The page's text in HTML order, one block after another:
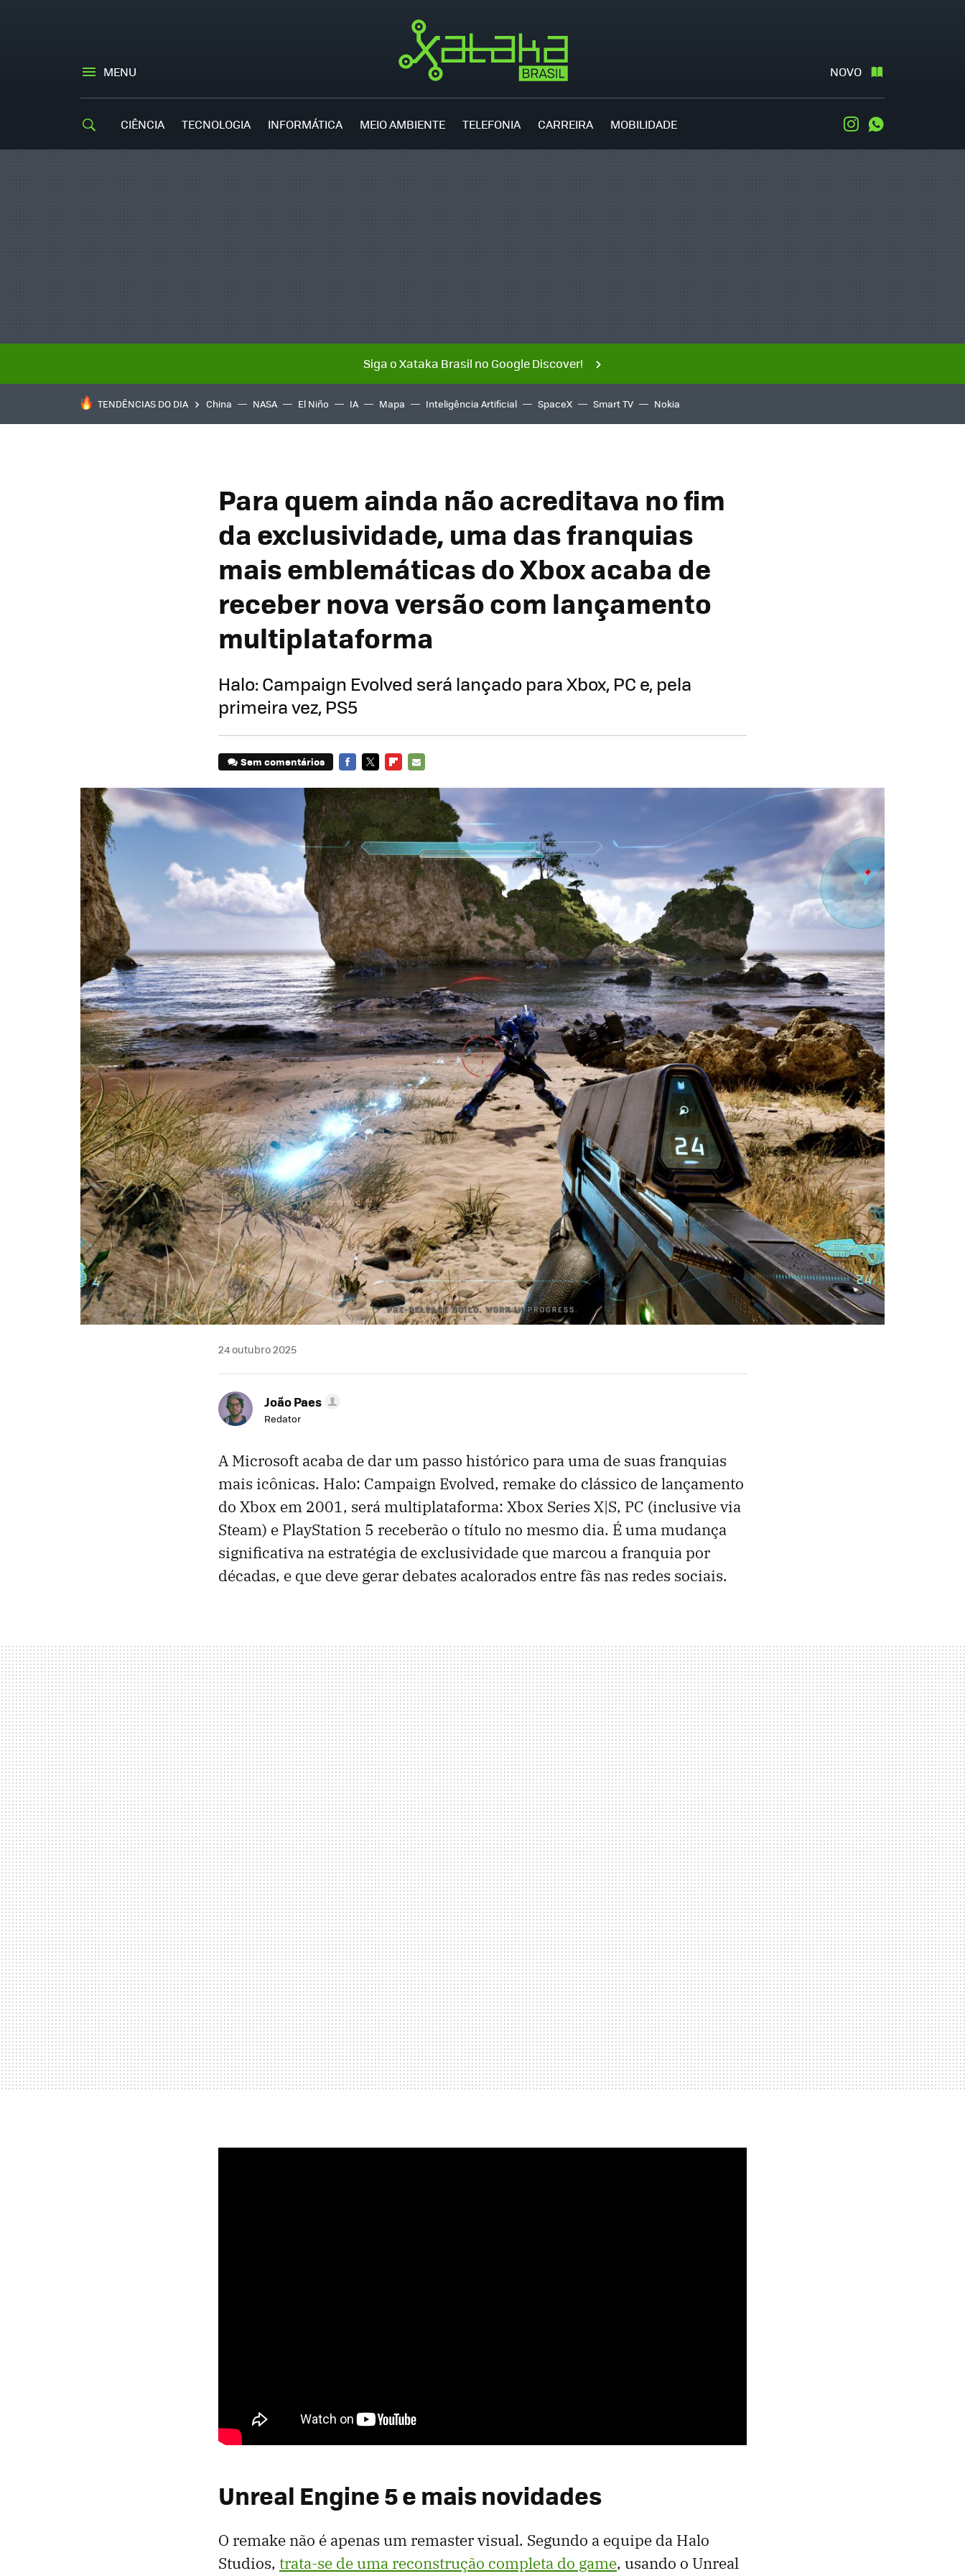
MENU NOVO
CIÊNCIA TECNOLOGIA INFORMÁTICA MEIO AMBIENTE TELEFONIA CARREIRA MOBILIDADE Instagram
Siga o Xataka Brasil no Google Discover!
TENDÊNCIAS DO DIA China NASA El Niño IA Mapa Inteligência Artificial SpaceX Smart TV Nokia
Para quem ainda não acreditava no fim
da exclusividade, uma das franquias
mais emblemáticas do Xbox acaba de
receber nova versão com lançamento
multiplataforma
Halo: Campaign Evolved será lançado para Xbox, PC e, pela
primeira vez, PS5
Sem comentários
MAIL
24 outubro 2025
João Paes
Redator
A Microsoft acaba de dar um passo histórico para uma de suas franquias
mais icônicas. Halo: Campaign Evolved, remake do clássico de lançamento
do Xbox em 2001, será multiplataforma: Xbox Series X|S, PC (inclusive via
Steam) e PlayStation 5 receberão o título no mesmo dia. É uma mudança
significativa na estratégia de exclusividade que marcou a franquia por
décadas, e que deve gerar debates acalorados entre fãs nas redes sociais.
Unreal Engine 5 e mais novidades
O remake não é apenas um remaster visual. Segundo a equipe da Halo
Studios, trata-se de uma reconstrução completa do game, usando o Unreal